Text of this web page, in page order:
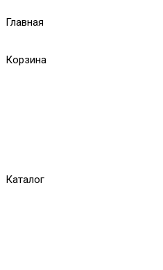
Главная
Корзина
Каталог